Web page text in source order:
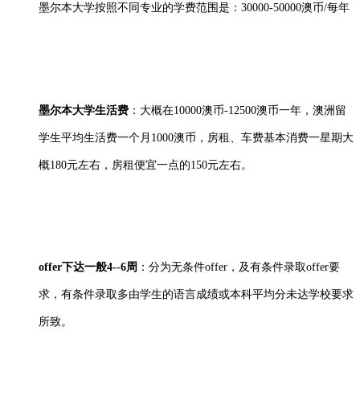
墨尔本大学按照不同专业的学费范围是：30000-50000澳币/每年
墨尔本大学生活费 ：大概在10000澳币-12500澳币一年，澳洲留
学生平均生活费一个月1000澳币，房租、车费基本消费一星期大
概180元左右，房租便宜一点的150元左右。
offer下达一般4--6周 ：分为无条件offer，及有条件录取offer要
求，有条件录取多由学生的语言成绩或本科平均分未达学校要求
所致。